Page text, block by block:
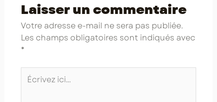
Laisser un commentaire
Votre adresse e-mail ne sera pas publiée.
Les champs obligatoires sont indiqués avec
*
Écrivez
ici…